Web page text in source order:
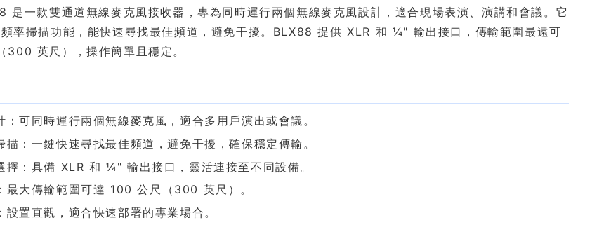
是一款雙通道無線麥克風接收器，專為同時運行兩個無線麥克風設計，適合現場表演、演講和會議。它
率掃描功能，能快速尋找最佳頻道，避免干擾。BLX88 提供 XLR 和 ¼" 輸出接口，傳輸範圍最遠可
300 英尺），操作簡單且穩定。
：可同時運行兩個無線麥克風，適合多用戶演出或會議。
描：一鍵快速尋找最佳頻道，避免干擾，確保穩定傳輸。
擇：具備 XLR 和 ¼" 輸出接口，靈活連接至不同設備。
最大傳輸範圍可達 100 公尺（300 英尺）。
設置直觀，適合快速部署的專業場合。